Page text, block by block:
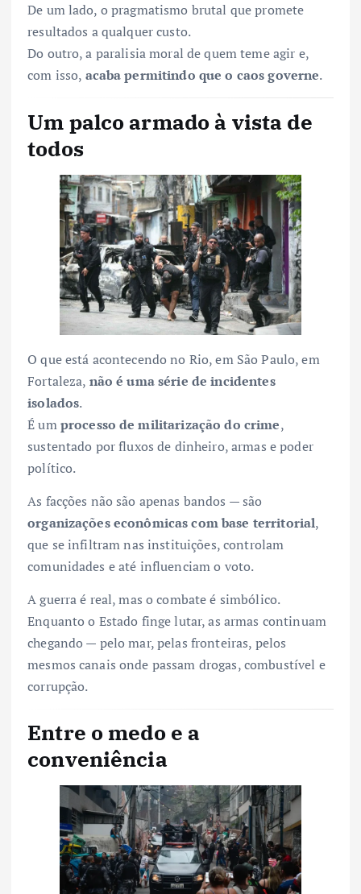
De um lado, o pragmatismo brutal que promete
resultados a qualquer custo.
Do outro, a paralisia moral de quem teme agir e,
com isso, acaba permitindo que o caos governe.
Um palco armado à vista de
todos
O que está acontecendo no Rio, em São Paulo, em
Fortaleza, não é uma série de incidentes
isolados.
É umprocesso de militarização do crime,
sustentado por fluxos de dinheiro, armas e poder
político.
As facções não são apenas bandos — são
organizações econômicas com base territorial,
que se infiltram nas instituições, controlam
comunidades e até influenciam o voto.
A guerra é real, mas o combate é simbólico.
Enquanto o Estado finge lutar, as armas continuam
chegando — pelo mar, pelas fronteiras, pelos
mesmos canais onde passam drogas, combustível e
corrupção.
Entre o medo e a
conveniência